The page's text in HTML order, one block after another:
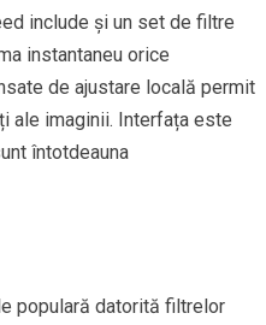
include și un set de filtre
instantaneu orice
de ajustare locală permit
ale imaginii. Interfața este
întotdeauna
populară datorită filtrelor